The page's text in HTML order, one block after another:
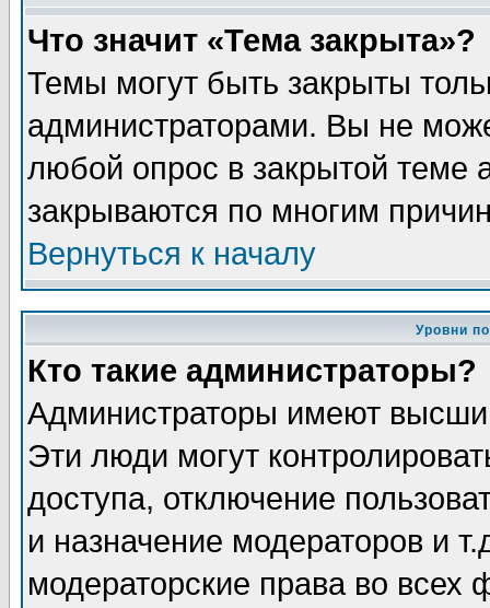
Что значит «Тема закрыта»?
Темы могут быть закрыты
администраторами. Вы не
любой опрос в закрытой теме
закрываются по многим
Вернуться к началу
Уровни
Кто такие администраторы?
Администраторы имеют
Эти люди могут
доступа, отключение
и назначение модераторов и
модераторские права во всех